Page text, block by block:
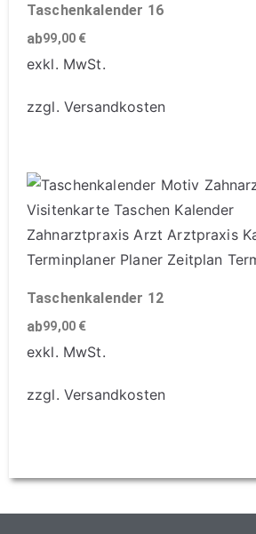
Taschenkalender 16
ab99,00 €
exkl. MwSt.
zzgl. Versandkosten
Taschenkalender 12
ab99,00 €
exkl. MwSt.
zzgl. Versandkosten